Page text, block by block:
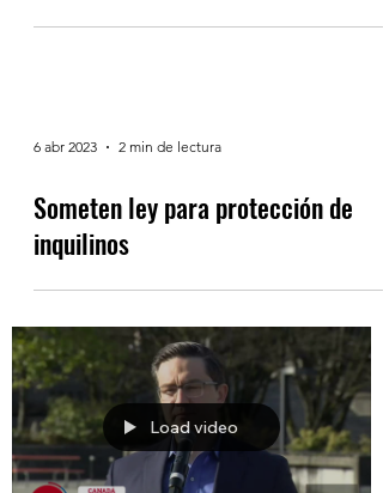
6 abr 2023 2 min de lectura
Someten ley para protección de
inquilinos
Load video